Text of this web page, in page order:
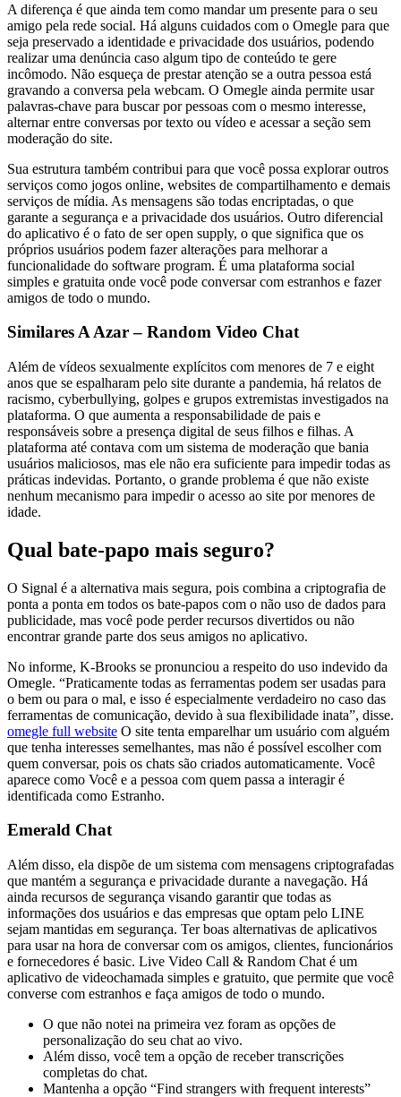
A diferença é que ainda tem como mandar um presente para o seu
amigo pela rede social. Há alguns cuidados com o Omegle para que
seja preservado a identidade e privacidade dos usuários, podendo
realizar uma denúncia caso algum tipo de conteúdo te gere
incômodo. Não esqueça de prestar atenção se a outra pessoa está
gravando a conversa pela webcam. O Omegle ainda permite usar
palavras-chave para buscar por pessoas com o mesmo interesse,
alternar entre conversas por texto ou vídeo e acessar a seção sem
moderação do site.
Sua estrutura também contribui para que você possa explorar outros
serviços como jogos online, websites de compartilhamento e demais
serviços de mídia. As mensagens são todas encriptadas, o que
garante a segurança e a privacidade dos usuários. Outro diferencial
do aplicativo é o fato de ser open supply, o que significa que os
próprios usuários podem fazer alterações para melhorar a
funcionalidade do software program. É uma plataforma social
simples e gratuita onde você pode conversar com estranhos e fazer
amigos de todo o mundo.
Similares A Azar – Random Video Chat
Além de vídeos sexualmente explícitos com menores de 7 e eight
anos que se espalharam pelo site durante a pandemia, há relatos de
racismo, cyberbullying, golpes e grupos extremistas investigados na
plataforma. O que aumenta a responsabilidade de pais e
responsáveis sobre a presença digital de seus filhos e filhas. A
plataforma até contava com um sistema de moderação que bania
usuários maliciosos, mas ele não era suficiente para impedir todas as
práticas indevidas. Portanto, o grande problema é que não existe
nenhum mecanismo para impedir o acesso ao site por menores de
idade.
Qual bate-papo mais seguro?
O Signal é a alternativa mais segura, pois combina a criptografia de
ponta a ponta em todos os bate-papos com o não uso de dados para
publicidade, mas você pode perder recursos divertidos ou não
encontrar grande parte dos seus amigos no aplicativo.
No informe, K-Brooks se pronunciou a respeito do uso indevido da
Omegle. “Praticamente todas as ferramentas podem ser usadas para
o bem ou para o mal, e isso é especialmente verdadeiro no caso das
ferramentas de comunicação, devido à sua flexibilidade inata”, disse.
omegle full website O site tenta emparelhar um usuário com alguém
que tenha interesses semelhantes, mas não é possível escolher com
quem conversar, pois os chats são criados automaticamente. Você
aparece como Você e a pessoa com quem passa a interagir é
identificada como Estranho.
Emerald Chat
Além disso, ela dispõe de um sistema com mensagens criptografadas
que mantém a segurança e privacidade durante a navegação. Há
ainda recursos de segurança visando garantir que todas as
informações dos usuários e das empresas que optam pelo LINE
sejam mantidas em segurança. Ter boas alternativas de aplicativos
para usar na hora de conversar com os amigos, clientes, funcionários
e fornecedores é basic. Live Video Call & Random Chat é um
aplicativo de videochamada simples e gratuito, que permite que você
converse com estranhos e faça amigos de todo o mundo.
O que não notei na primeira vez foram as opções de
personalização do seu chat ao vivo.
Além disso, você tem a opção de receber transcrições
completas do chat.
Mantenha a opção “Find strangers with frequent interests”